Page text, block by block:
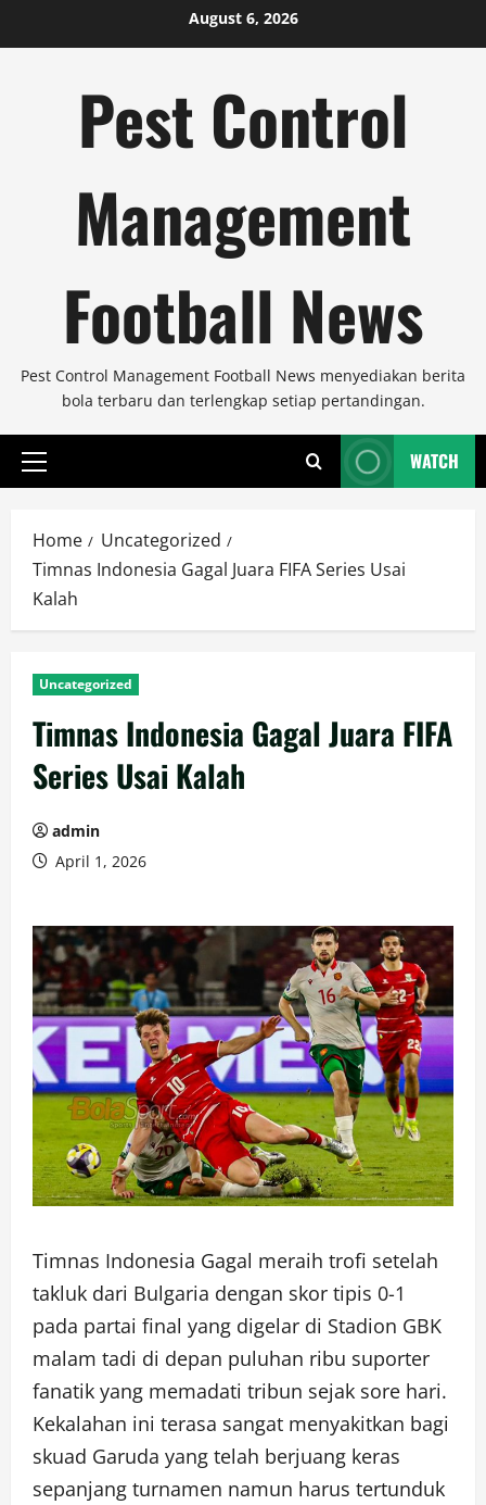
to
August 6, 2026
Pest Control
Management
Football News
Pest Control Management Football News menyediakan berita
bola terbaru dan terlengkap setiap pertandingan.
Primary
WATCH
Home
Uncategorized
Timnas Indonesia Gagal Juara FIFA Series Usai
Kalah
Uncategorized
Timnas Indonesia Gagal Juara FIFA
Series Usai Kalah
admin
April 1, 2026
Timnas Indonesia Gagal meraih trofi setelah
takluk dari Bulgaria dengan skor tipis 0-1
pada partai final yang digelar di Stadion GBK
malam tadi di depan puluhan ribu suporter
fanatik yang memadati tribun sejak sore hari.
Kekalahan ini terasa sangat menyakitkan bagi
skuad Garuda yang telah berjuang keras
sepanjang turnamen namun harus tertunduk